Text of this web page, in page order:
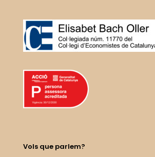
Vols que parlem?